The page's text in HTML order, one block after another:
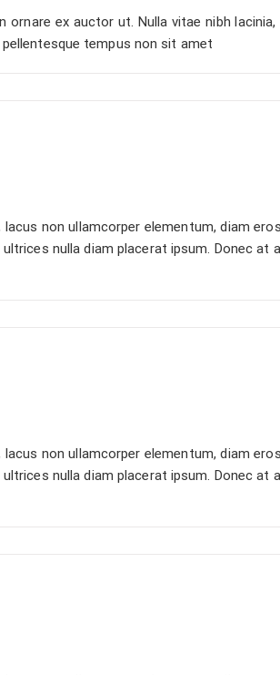
ex auctor ut. Nulla vitae nibh
tempus non sit amet
non ullamcorper elementum, diam
nulla diam placerat ipsum. Donec at
non ullamcorper elementum, diam
nulla diam placerat ipsum. Donec at